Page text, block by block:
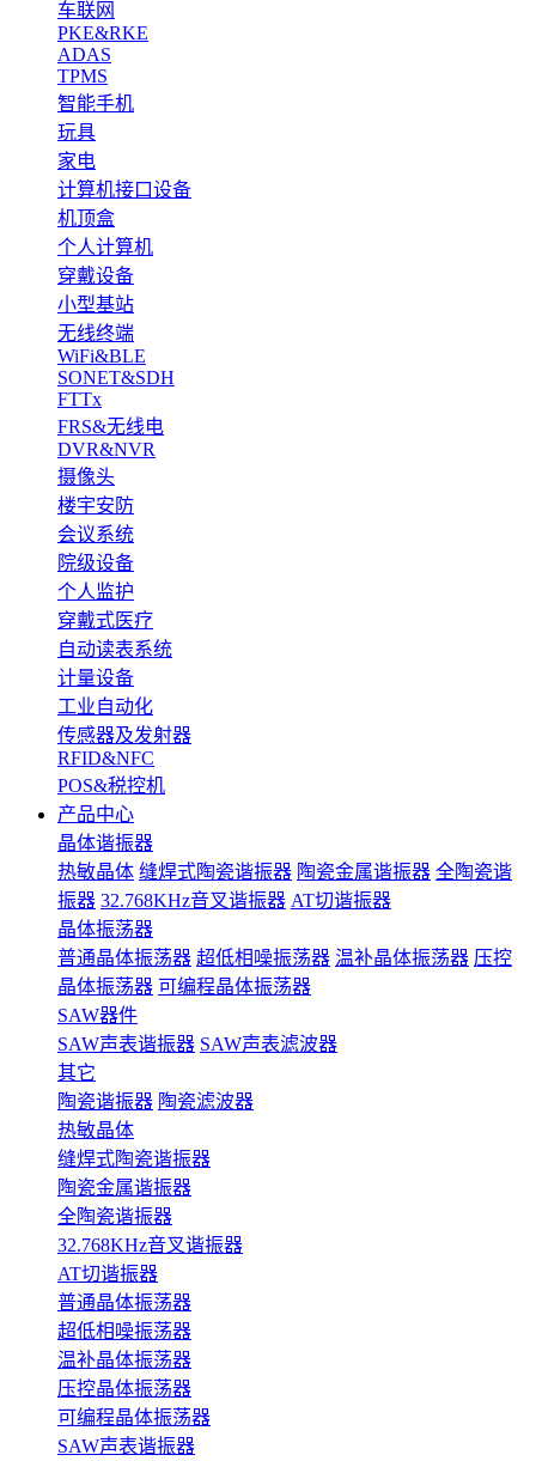
车联网
PKE&RKE
ADAS
TPMS
智能手机
玩具
家电
计算机接口设备
机顶盒
个人计算机
穿戴设备
小型基站
无线终端
WiFi&BLE
SONET&SDH
FTTx
FRS&无线电
DVR&NVR
摄像头
楼宇安防
会议系统
院级设备
个人监护
穿戴式医疗
自动读表系统
计量设备
工业自动化
传感器及发射器
RFID&NFC
POS&税控机
产品中心
晶体谐振器
热敏晶体 缝焊式陶瓷谐振器 陶瓷金属谐振器 全陶瓷谐
振器 32.768KHz音叉谐振器 AT切谐振器
晶体振荡器
普通晶体振荡器 超低相噪振荡器 温补晶体振荡器 压控
晶体振荡器 可编程晶体振荡器
SAW器件
SAW声表谐振器 SAW声表滤波器
其它
陶瓷谐振器 陶瓷滤波器
热敏晶体
缝焊式陶瓷谐振器
陶瓷金属谐振器
全陶瓷谐振器
32.768KHz音叉谐振器
AT切谐振器
普通晶体振荡器
超低相噪振荡器
温补晶体振荡器
压控晶体振荡器
可编程晶体振荡器
SAW声表谐振器